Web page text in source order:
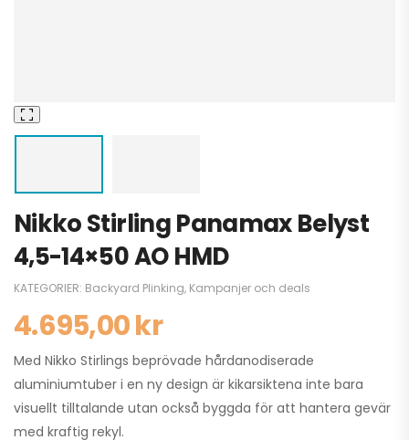
Nikko Stirling Panamax Belyst
4,5-14×50 AO HMD
KATEGORIER: Backyard Plinking, Kampanjer och deals
4.695,00kr
Med Nikko Stirlings beprövade hårdanodiserade
aluminiumtuber i en ny design är kikarsiktena inte bara
visuellt tilltalande utan också byggda för att hantera gevär
med kraftig rekyl.